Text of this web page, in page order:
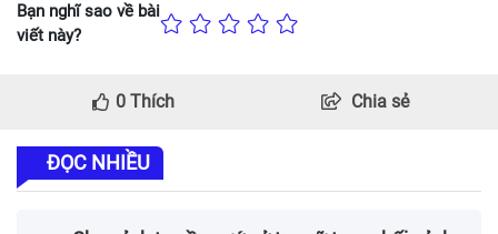
Bạn nghĩ sao về bài
viết này?
0 Thích Chia sẻ
ĐỌC NHIỀU